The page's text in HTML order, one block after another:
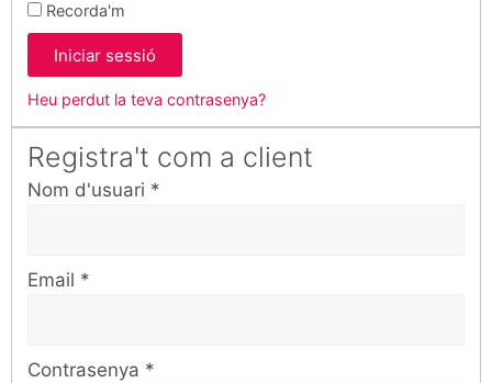
Recorda'm
Iniciar sessió
Heu perdut la teva contrasenya?
Registra't com a client​
Nom d'usuari *
Email *
Contrasenya *